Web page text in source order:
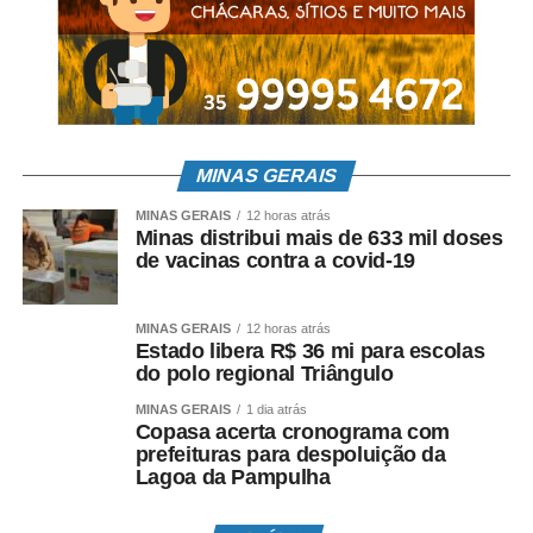
Cadec Brasil para esclarecer pontos previstos na Lei.
Também contribuiu para a construção doManual de
Boas Práticas das Cadecs.
anos em Mato Grosso do Sul, Adroaldo Hoffmann, a
avicultura integrada é uma atividade extremamente
importante, principalmente para os pequenos produtores
rurais, que se tornam grandes através de tecnologia,
genética, bom manejo e resultados expressivos em
termos de índices zootécnicos.
“Gerar renda e emprego e abastecer a produção de aves
em áreas entre 5 e 10 hectares é a mais pura
demonstração da habilidade e comprometimento que o
nosso produtor tem com a atividade. As palavras para
elogiar os produtores são comprometimento, disciplina e
MINAS GERAIS
MINAS GERAIS 12 horas atrás
Minas distribui mais de 633 mil doses
de vacinas contra a covid-19
MINAS GERAIS 12 horas atrás
Estado libera R$ 36 mi para escolas
do polo regional Triângulo
MINAS GERAIS 1 dia atrás
Copasa acerta cronograma com
prefeituras para despoluição da
Lagoa da Pampulha